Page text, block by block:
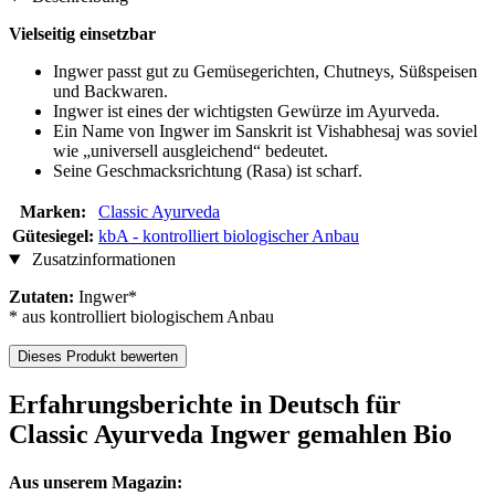
Vielseitig einsetzbar
Ingwer passt gut zu Gemüsegerichten, Chutneys, Süßspeisen
und Backwaren.
Ingwer ist eines der wichtigsten Gewürze im Ayurveda.
Ein Name von Ingwer im Sanskrit ist Vishabhesaj was soviel
wie „universell ausgleichend“ bedeutet.
Seine Geschmacksrichtung (Rasa) ist scharf.
Marken:
Classic Ayurveda
Gütesiegel: kbA - kontrolliert biologischer Anbau
Zusatzinformationen
Zutaten: Ingwer*
* aus kontrolliert biologischem Anbau
Dieses Produkt bewerten
Erfahrungsberichte in Deutsch für
Classic Ayurveda Ingwer gemahlen Bio
Aus unserem Magazin: